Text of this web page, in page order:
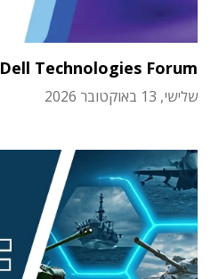
Dell Technologies Forum
שלישי, 13 באוקטובר 2026